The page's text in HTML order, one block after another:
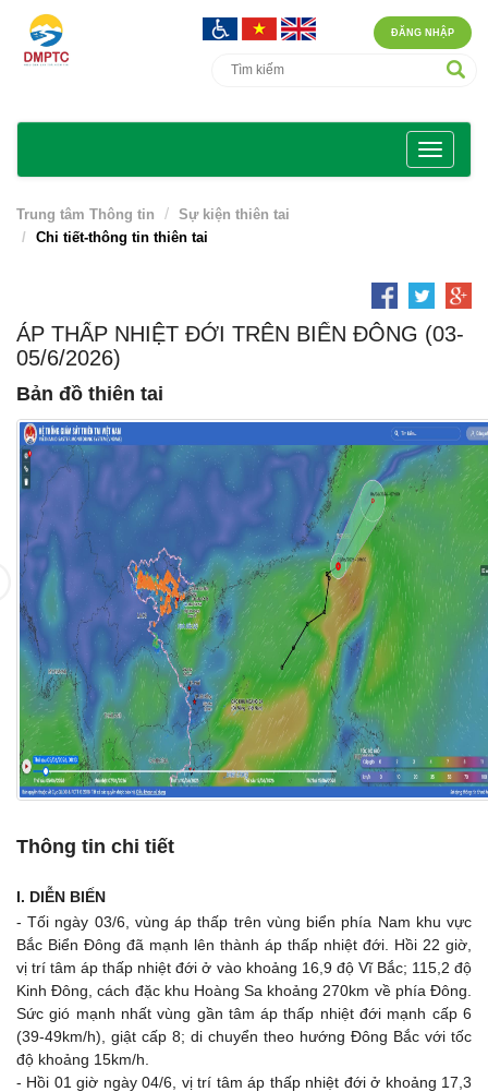
ĐĂNG NHẬP
Trung tâm Thông tin
Sự kiện thiên tai
Chi tiết-thông tin thiên tai
ÁP THẤP NHIỆT ĐỚI TRÊN BIỂN ĐÔNG (03-
05/6/2026)
Bản đồ thiên tai
Thông tin chi tiết
​I. DIỄN BIẾN
​- Tối ngày 03/6, vùng áp thấp trên vùng biển phía Nam khu vực
Bắc Biển Đông đã mạnh lên thành áp thấp nhiệt đới. Hồi 22 giờ,
vị trí tâm áp thấp nhiệt đới ở vào khoảng 16,9 độ Vĩ Bắc; 115,2 độ
Kinh Đông, cách đặc khu Hoàng Sa khoảng 270km về phía Đông.
Sức gió mạnh nhất vùng gần tâm áp thấp nhiệt đới mạnh cấp 6
(39-49km/h), giật cấp 8; di chuyển theo hướng Đông Bắc với tốc
độ khoảng 15km/h.
- Hồi 01 giờ ngày 04/6, vị trí tâm áp thấp nhiệt đới ở khoảng 17,3